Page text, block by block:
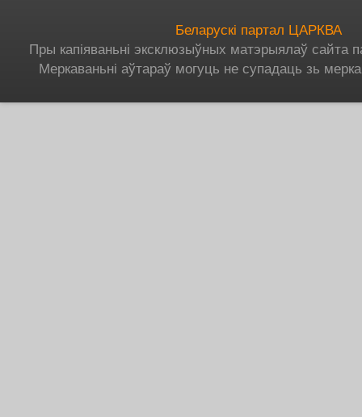
Беларускі партал ЦАРКВА
Пры капіяваньні эксклюзыўных матэрыялаў сайта
Меркаваньні аўтараў могуць не супадаць зь